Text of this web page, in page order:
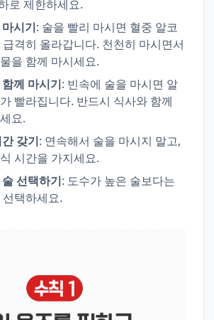
로 제한하세요.
시기: 술을 빨리 마시면 혈중 알코
격히 올라갑니다. 천천히 마시면서
을 함께 마시세요.
께 마시기: 빈속에 술을 마시면 알
빨라집니다. 반드시 식사와 함께
요.
갖기: 연속해서 술을 마시지 말고,
시간을 가지세요.
선택하기: 도수가 높은 술보다는
택하세요.